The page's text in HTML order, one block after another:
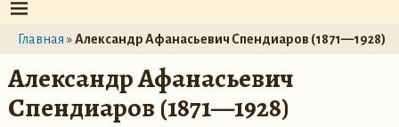
Главная »Александр Афанасьевич Спендиаров (1871—1928)
Александр Афанасьевич
Спендиаров (1871—1928)